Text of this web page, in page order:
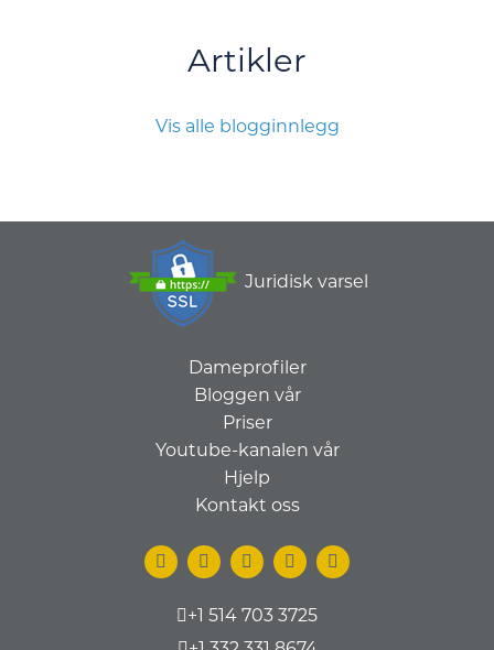
Artikler
Vis alle blogginnlegg
Juridisk varsel
Dameprofiler
Bloggen vår
Priser
Youtube-kanalen vår
Hjelp
Kontakt oss
+1 514 703 3725